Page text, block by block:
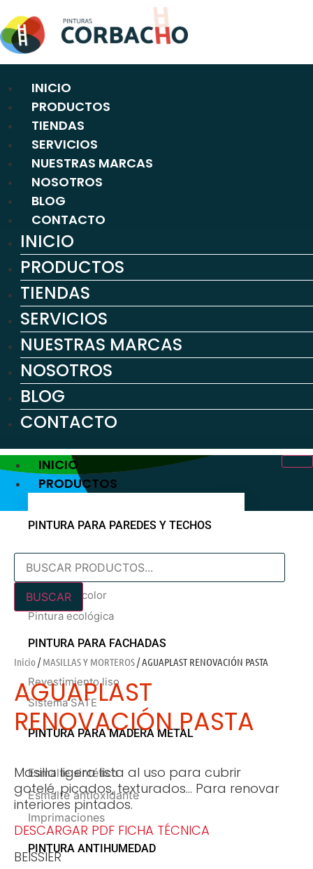
al
contenido
INICIO
PRODUCTOS
TIENDAS
SERVICIOS
NUESTRAS MARCAS
NOSOTROS
BLOG
CONTACTO
INICIO
PRODUCTOS
TIENDAS
SERVICIOS
NUESTRAS MARCAS
NOSOTROS
BLOG
CONTACTO
INICIO
PRODUCTOS
PINTURA PARA PAREDES Y TECHOS
Pintura blanca
En oferta
Pintura de color
Pintura ecológica
PINTURA PARA FACHADAS
Revestimiento liso
Sistema SATE
PINTURA PARA MADERA METAL
Esmalte sintético
Esmalte antioxidante
Imprimaciones
PINTURA ANTIHUMEDAD
Búsqueda
productos
BUSCAR
Inicio /MASILLAS Y MORTEROS/ AGUAPLAST RENOVACIÓN PASTA
AGUAPLAST
RENOVACIÓN PASTA
Masilla ligera lista al uso para cubrir
gotelé, picados, texturados… Para renovar
interiores pintados.
DESCARGAR PDF FICHA TÉCNICA
BEISSIER